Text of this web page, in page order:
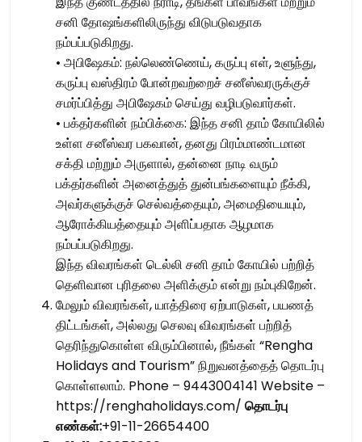
சனி தோஷங்களிலிருந்து விடுபடுவதாக
நம்பப்படுகிறது.
• அபிஷேகம்: நல்லெண்ணெய், கருப்பு எள், உளுந்து,
கருப்பு வஸ்திரம் போன்றவற்றைச் சனீஸ்வரருக்குச்
சமர்ப்பித்து அபிஷேகம் செய்து வழிபடுவார்கள்.
• பக்தர்களின் நம்பிக்கை: இந்த சனி தாம் கோயிலில்
உள்ள சனீஸ்வர பகவான், தனது பிரம்மாண்டமான
சக்தி மற்றும் அருளால், தன்னை நாடி வரும்
பக்தர்களின் அனைத்துத் துன்பங்களையும் நீக்கி,
அவர்களுக்குச் செல்வத்தையும், அமைதியையும்,
ஆரோக்கியத்தையும் அளிப்பதாக ஆழமாக
நம்பப்படுகிறது.
இந்த விவரங்கள் டெல்லி சனி தாம் கோயில் பற்றித்
தெளிவான புரிதலை அளிக்கும் என்று நம்புகிறேன்.
மேலும் விவரங்கள், யாத்திரை ஏற்பாடுகள், பயணத்
திட்டங்கள், அல்லது செலவு விவரங்கள் பற்றித்
தெரிந்துகொள்ள விரும்பினால், நீங்கள் “Rengha
Holidays and Tourism” நிறுவனத்தைத் தொடர்பு
கொள்ளலாம். Phone – 9443004141 Website –
https://renghaholidays.com/ தொடர்பு
எண்கள்:+91-11-26654400